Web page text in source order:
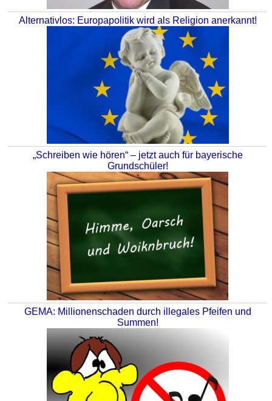
Alternativlos: Europapolitik wird als Religion anerkannt!
„Schreiben wie hören“ – jetzt auch für bayerische
Grundschüler!
GEMA: Millionenschaden durch illegales Pfeifen und
Summen!